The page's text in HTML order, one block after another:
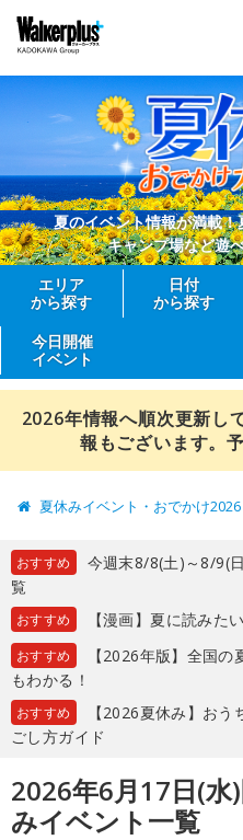
夏のイベント情報が満載
キャンプ場など遊
エリア
から探す
日付
から探す
今日開催
イベント
2026年情報へ順次更新し
報もございます。
夏休みイベント・おでかけ2026
おすすめ
今週末8/8(土)～8/9(
覧
おすすめ 【漫画】夏に読みた
おすすめ
【2026年版】全国
もわかる！
おすすめ
【2026夏休み】お
ごし方ガイド
2026年6月17日(水
みイベント一覧